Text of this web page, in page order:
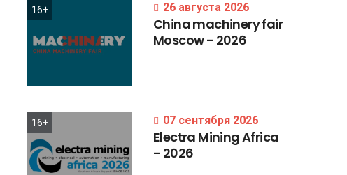
16+ 26 августа 2026
Chinamachineryfair
Moscow- 2026
16+ 07 сентября 2026
Electra MiningAfrica
- 2026